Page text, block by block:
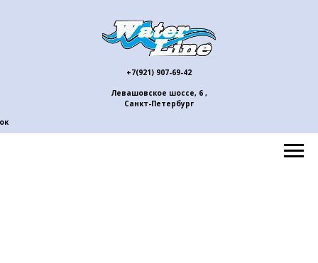
Левашовское шоссе, 6 ,
Санкт-Петербург
+7(921) 907-69-42